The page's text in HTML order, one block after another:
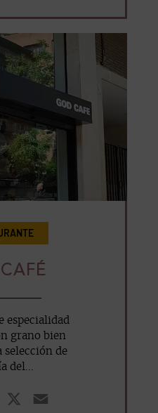
especialidad
grano bien
selección de
del...
Facebook